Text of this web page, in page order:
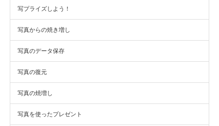
写プライズしよう！
写真からの焼き増し
写真のデータ保存
写真の復元
写真の焼増し
写真を使ったプレゼント